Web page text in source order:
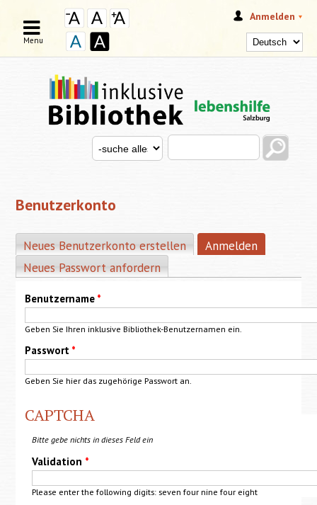
Anmelden
SUCHFORMULAR
Search this site
Search for
Menu
Benutzerkonto
HAUPT-REITER
Neues Benutzerkonto erstellen Anmelden
Neues Passwort anfordern
Benutzername *
Geben Sie Ihren inklusive Bibliothek-Benutzernamen ein.
Passwort *
Geben Sie hier das zugehörige Passwort an.
CAPTCHA
Bitte gebe nichts in dieses Feld ein
Validation *
Please enter the following digits: seven four nine foureight